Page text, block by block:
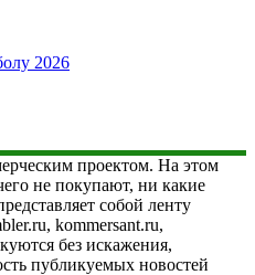
2026
проектом. На этом
не покупают, ни какие
собой ленту
kommersant.ru,
без искажения,
публикуемых новостей